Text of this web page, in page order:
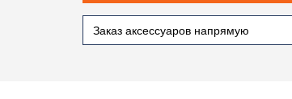
Заказ аксессуаров напрямую